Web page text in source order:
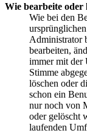
Wie bearbeite oder
Wie bei den
Administrator
bearbeiten,
immer mit der
Stimme
löschen oder
schon ein
nur noch von
oder gelöscht
laufenden